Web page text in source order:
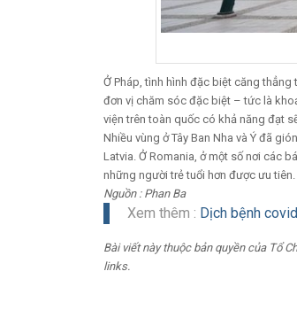
Ở Pháp, tình hình đặc biệt căng
đơn vị chăm sóc đặc biệt – tức là
viện trên toàn quốc có khả năng đạt
Nhiều vùng ở Tây Ban Nha và Ý đã
Latvia. Ở Romania, ở một số nơi các
những người trẻ tuổi hơn được ưu tiên.
Nguồn : Phan Ba
Xem thêm : Dịch bệnh
Bài viết này thuộc bản quyền của Tổ
links.